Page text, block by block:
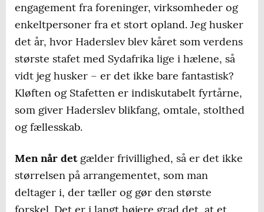
engagement fra foreninger, virksomheder og
enkeltpersoner fra et stort opland. Jeg husker
det år, hvor Haderslev blev kåret som verdens
største stafet med Sydafrika lige i hælene, så
vidt jeg husker – er det ikke bare fantastisk?
Kløften og Stafetten er indiskutabelt fyrtårne,
som giver Haderslev blikfang, omtale, stolthed
og fællesskab.
Men når detgælder frivillighed, så er det ikke
størrelsen på arrangementet, som man
deltager i, der tæller og gør den største